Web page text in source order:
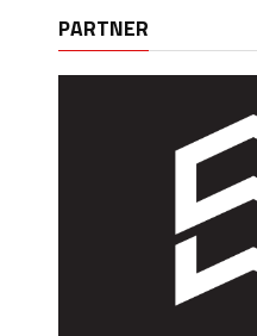
PARTNER